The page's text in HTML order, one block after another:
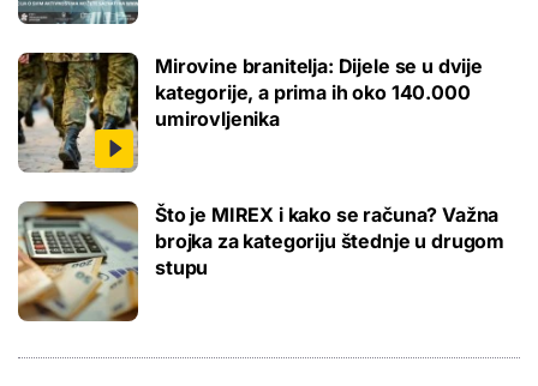
Mirovine branitelja: Dijele se u dvije
kategorije, a prima ih oko 140.000
umirovljenika
Što je MIREX i kako se računa? Važna
brojka za kategoriju štednje u drugom
stupu